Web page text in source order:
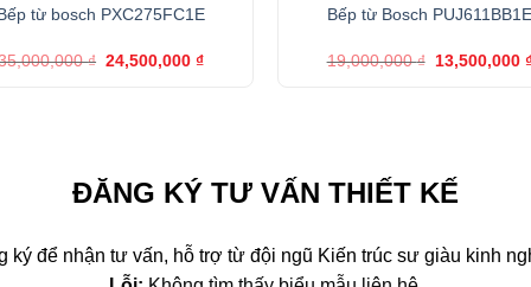
từ bosch PXC275FC1E
₫ Giá
24,500,000₫Giá
Bếp từ Bosch PUJ611BB1E
19,000,000₫ Giá
13,500,000
ĐĂNG KÝ TƯ VẤN THIẾT KẾ
ký để nhận tư vấn, hỗ trợ từ đội ngũ Kiến trúc sư giàu kinh